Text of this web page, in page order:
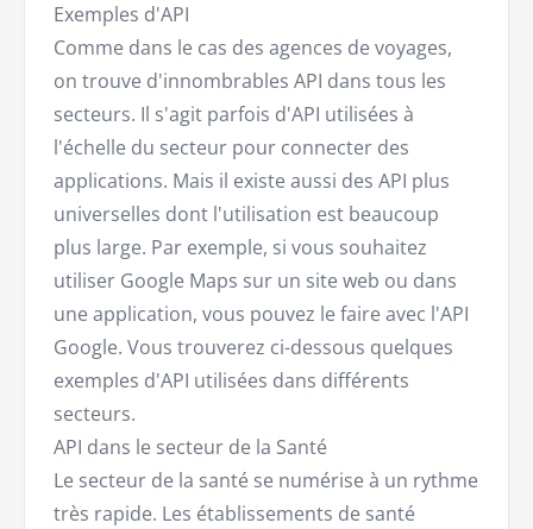
Exemples d'API
Comme dans le cas des agences de voyages,
on trouve d'innombrables API dans tous les
secteurs. Il s'agit parfois d'API utilisées à
l'échelle du secteur pour connecter des
applications. Mais il existe aussi des API plus
universelles dont l'utilisation est beaucoup
plus large. Par exemple, si vous souhaitez
utiliser Google Maps sur un site web ou dans
une application, vous pouvez le faire avec l'API
Google. Vous trouverez ci-dessous quelques
exemples d'API utilisées dans différents
secteurs.
API dans le secteur de la Santé
Le secteur de la santé se numérise à un rythme
très rapide. Les établissements de santé